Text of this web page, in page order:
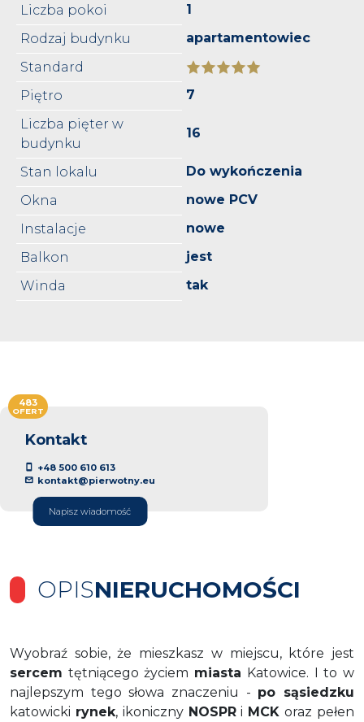
Liczba pokoi
1
Rodzaj budynku
apartamentowiec
Standard
Piętro
7
Liczba pięter w
budynku
16
Stan lokalu
Do wykończenia
Okna
nowe PCV
Instalacje
nowe
Balkon
jest
Winda
tak
Kontakt
+48 500 610 613
kontakt@pierwotny.eu
Napisz wiadomość
483
OFERT
OPISNIERUCHOMOŚCI
Wyobraź sobie, że mieszkasz w miejscu, które jest
sercem tętniącego życiem miasta Katowice. I to w
najlepszym tego słowa znaczeniu - po sąsiedzku
katowicki rynek, ikoniczny NOSPRi MCK oraz pełen